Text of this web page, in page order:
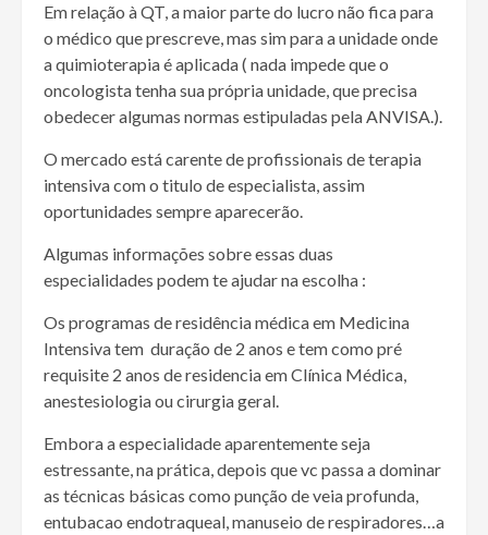
Em relação à QT, a maior parte do lucro não fica para
o médico que prescreve, mas sim para a unidade onde
a quimioterapia é aplicada ( nada impede que o
oncologista tenha sua própria unidade, que precisa
obedecer algumas normas estipuladas pela ANVISA.).
O mercado está carente de profissionais de terapia
intensiva com o titulo de especialista, assim
oportunidades sempre aparecerão.
Algumas informações sobre essas duas
especialidades podem te ajudar na escolha :
Os programas de residência médica em Medicina
Intensiva tem duração de 2 anos e tem como pré
requisite 2 anos de residencia em Clínica Médica,
anestesiologia ou cirurgia geral.
Embora a especialidade aparentemente seja
estressante, na prática, depois que vc passa a dominar
as técnicas básicas como punção de veia profunda,
entubacao endotraqueal, manuseio de respiradores…a